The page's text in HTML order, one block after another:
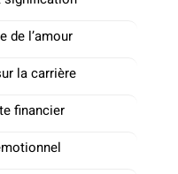
de l’amour
la carrière
financier